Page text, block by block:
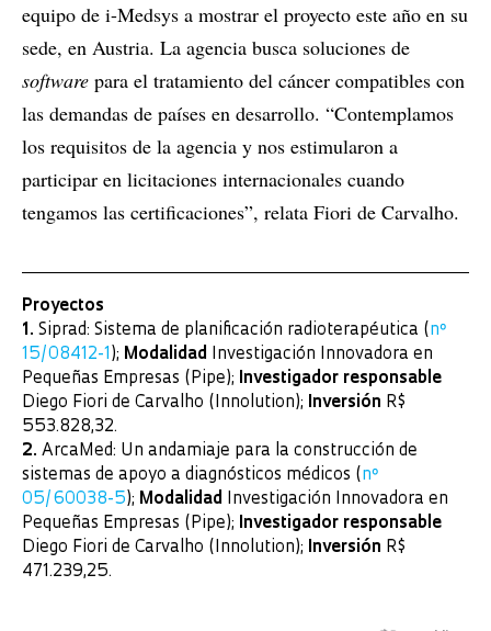
equipo de i-Medsys a mostrar el proyecto este año en su
sede, en Austria. La agencia busca soluciones de
software para el tratamiento del cáncer compatibles con
las demandas de países en desarrollo. “Contemplamos
los requisitos de la agencia y nos estimularon a
participar en licitaciones internacionales cuando
tengamos las certificaciones”, relata Fiori de Carvalho.
Proyectos
1. Siprad: Sistema de planificación radioterapéutica ( nº
15/08412-1 ); Modalidad Investigación Innovadora en
Pequeñas Empresas (Pipe); Investigador responsable
Diego Fiori de Carvalho (Innolution); Inversión R$
553.828,32.
2. ArcaMed: Un andamiaje para la construcción de
sistemas de apoyo a diagnósticos médicos ( nº
05/60038-5); Modalidad Investigación Innovadora en
Pequeñas Empresas (Pipe); Investigador responsable
Diego Fiori de Carvalho (Innolution); Inversión R$
471.239,25.